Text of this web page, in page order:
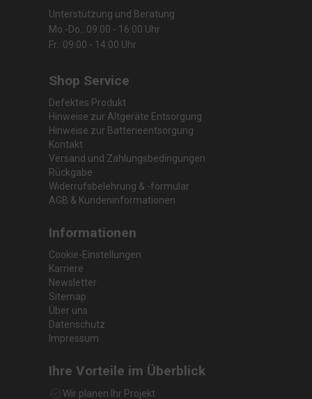
Unterstützung und Beratung
Mo.-Do.: 09:00 - 16:00 Uhr
Fr.: 09:00 - 14:00 Uhr
Shop Service
Defektes Produkt
Hinweise zur Altgeräte Entsorgung
Hinweise zur Batterieentsorgung
Kontakt
Versand und Zahlungsbedingungen
Rückgabe
Widerrufsbelehrung & -formular
AGB & Kundeninformationen
Informationen
Cookie-Einstellungen
Karriere
Newsletter
Sitemap
Über uns
Datenschutz
Impressum
Ihre Vorteile im Überblick
Wir planen Ihr Projekt